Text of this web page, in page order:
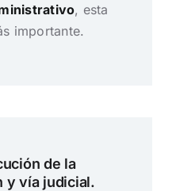
, esta
importante.
de la
y vía judicial.